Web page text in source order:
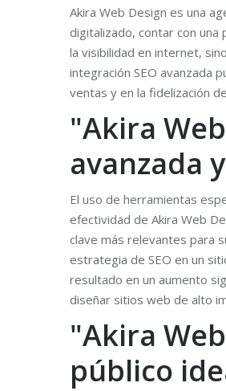
Akira Web Design es una
digitalizado, contar con
la visibilidad en internet,
integración SEO avanzada
ventas y en la fidelización
"Akira
avanzada
El uso de herramientas
efectividad de Akira Web
clave más relevantes para
estrategia de SEO en un
resultado en un aumento
diseñar sitios web de alto
"Akira
público